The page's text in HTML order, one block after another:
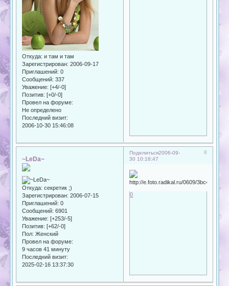
Откуда: и там и там
Зарегистрирован: 2006-09-17
Приглашений: 0
Сообщений: 337
Уважение: [+4/-0]
Позитив: [+0/-0]
Провел на форуме:
Не определено
Последний визит:
2006-10-30 15:46:08
Поделиться 8
2006-09-
30 10:16:47
~LeDa~
Откуда: секретик ;)
Зарегистрирован: 2006-07-15
Приглашений: 0
Сообщений: 6901
Уважение: [+253/-5]
Позитив: [+62/-0]
Пол: Женский
Провел на форуме:
9 часов 41 минуту
Последний визит:
2025-02-16 13:37:30
0